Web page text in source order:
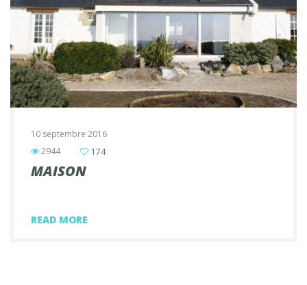
10 septembre 2016
2944
174
MAISON
READ MORE